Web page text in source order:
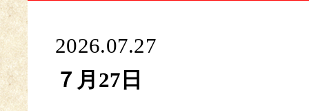
2026.07.27
７月27日